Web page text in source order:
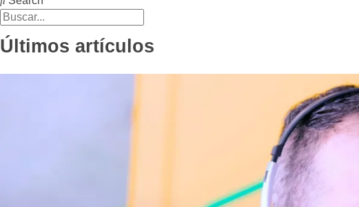
Últimos artículos